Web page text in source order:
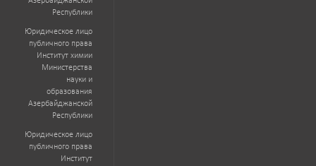
Республики
Юридическое лицо
публичного права
Институт химии
Министерства
науки и
образования
Азербайджанской
Республики
Юридическое лицо
публичного права
Институт